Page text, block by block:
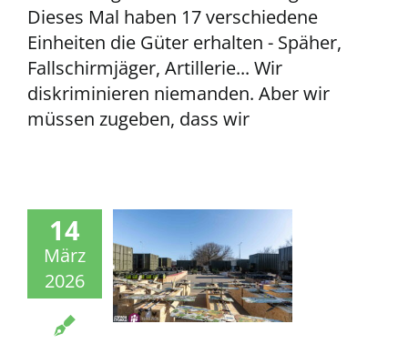
Dieses Mal haben 17 verschiedene
Einheiten die Güter erhalten - Späher,
Fallschirmjäger, Artillerie... Wir
diskriminieren niemanden. Aber wir
müssen zugeben, dass wir
14
März
2026